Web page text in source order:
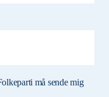
må sende mig